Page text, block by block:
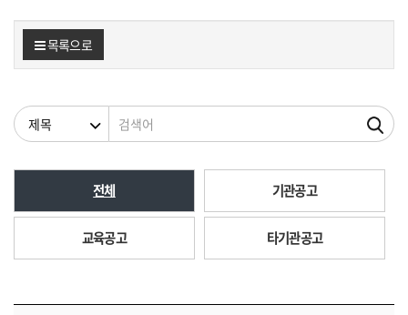
목록으로
검색조건 검색어
전체 기관공고
교육공고 타기관공고